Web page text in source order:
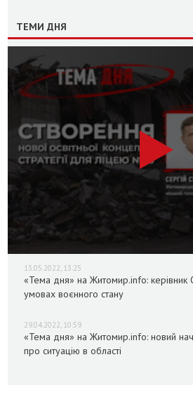
ТЕМИ ДНЯ
13.05.2022, 13:25
«Тема дня» на Житомир.info: керівник
умовах воєнного стану
29.04.2022, 10:59
«Тема дня» на Житомир.info: новий
про ситуацію в області